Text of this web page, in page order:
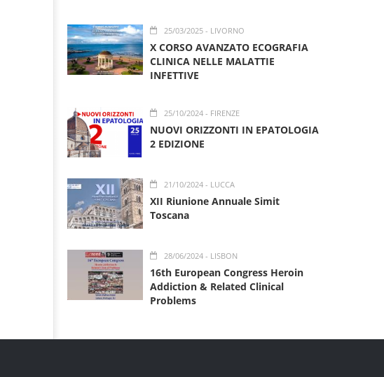
25/03/2025- LIVORNO
X CORSO AVANZATO ECOGRAFIA
CLINICA NELLE MALATTIE
INFETTIVE
25/10/2024- FIRENZE
NUOVI ORIZZONTI IN EPATOLOGIA
2 EDIZIONE
21/10/2024- LUCCA
XII Riunione Annuale Simit
Toscana
28/06/2024- LISBON
16th European Congress Heroin
Addiction & Related Clinical
Problems